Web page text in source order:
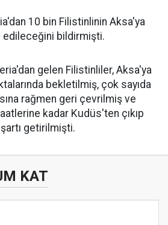
10 bin Filistinlinin Aksa'ya
bildirmişti.
gelen Filistinliler, Aksa'ya
bekletilmiş, çok sayıda
rağmen geri çevrilmiş ve
kadar Kudüs'ten çıkıp
getirilmişti.
KAT